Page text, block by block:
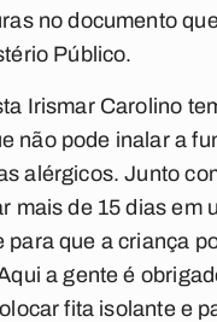
no documento
Público.
Irismar Carolino
não pode inalar a
alérgicos. Junto
mais de 15 dias em
para que a criança
a gente é
fita isolante e